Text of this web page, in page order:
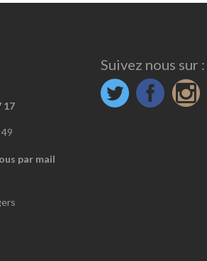
17
par mail
Suivez nous sur :